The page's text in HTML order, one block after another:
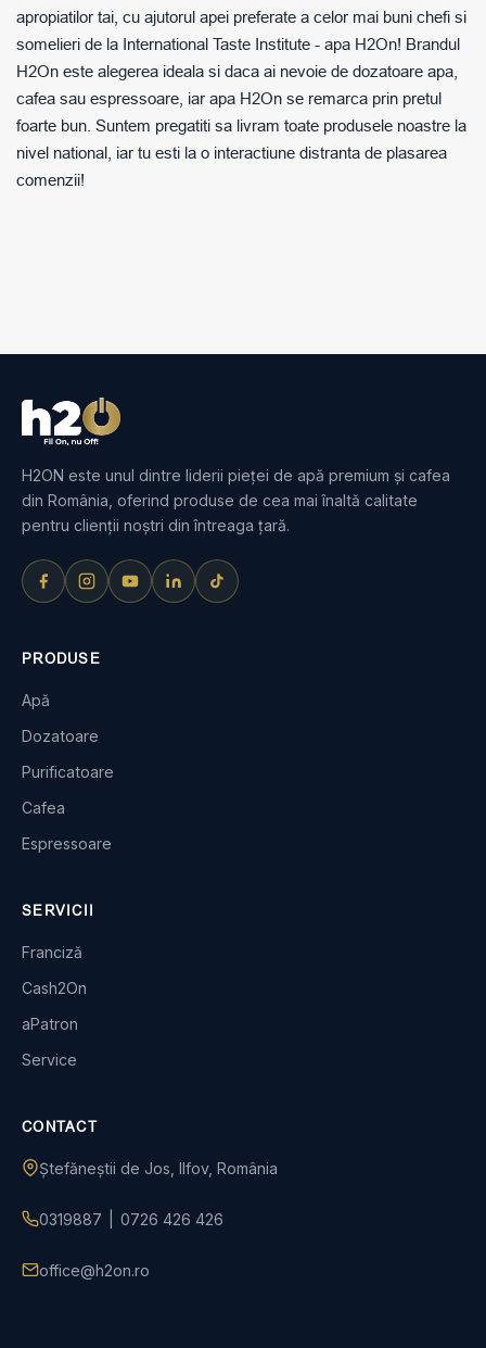
apropiatilor tai, cu ajutorul apei preferate a celor mai buni chefi si
somelieri de la International Taste Institute - apa H2On! Brandul
H2On este alegerea ideala si daca ai nevoie de dozatoare apa,
cafea sau espressoare, iar apa H2On se remarca prin pretul
foarte bun. Suntem pregatiti sa livram toate produsele noastre la
nivel national, iar tu esti la o interactiune distranta de plasarea
comenzii!
H2ON este unul dintre liderii pieței de apă premium și cafea
din România, oferind produse de cea mai înaltă calitate
pentru clienții noștri din întreaga țară.
PRODUSE
Apă
Dozatoare
Purificatoare
Cafea
Espressoare
SERVICII
Franciză
Cash2On
aPatron
Service
CONTACT
Ștefăneștii de Jos, Ilfov, România
0319887 0726 426 426
office@h2on.ro